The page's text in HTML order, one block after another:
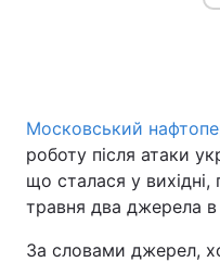
Україна
Економіка
Московський
роботу після атаки
що сталася у вихідні,
травня два джерела в
За словами джерел,